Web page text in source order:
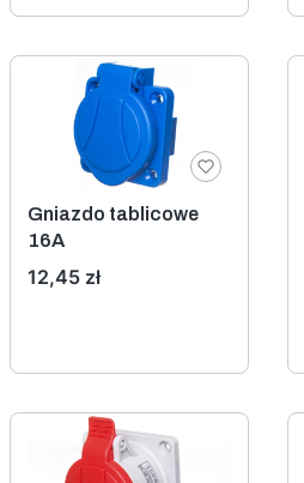
Gniazdo tablicowe
16A
Cena
12,45 zł